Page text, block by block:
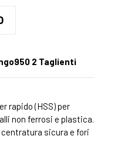
2 Taglienti
rapido (HSS) per
non ferrosi e plastica.
sicura e fori